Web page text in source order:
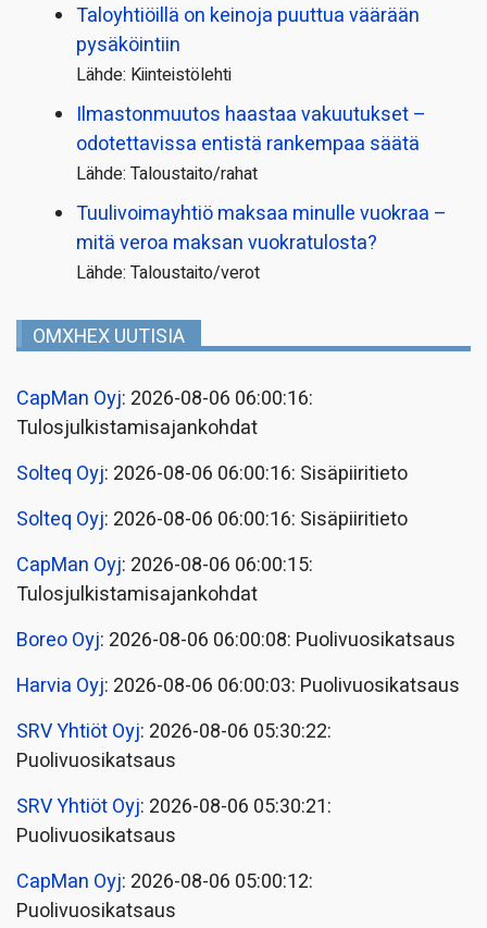
Taloyhtiöillä on keinoja puuttua väärään
pysäköintiin
Lähde: Kiinteistölehti
Ilmastonmuutos haastaa vakuutukset –
odotettavissa entistä rankempaa säätä
Lähde: Taloustaito/rahat
Tuulivoimayhtiö maksaa minulle vuokraa –
mitä veroa maksan vuokratulosta?
Lähde: Taloustaito/verot
OMXHEX UUTISIA
CapMan Oyj: 2026-08-06 06:00:16:
Tulosjulkistamisajankohdat
Solteq Oyj: 2026-08-06 06:00:16: Sisäpiiritieto
Solteq Oyj: 2026-08-06 06:00:16: Sisäpiiritieto
CapMan Oyj: 2026-08-06 06:00:15:
Tulosjulkistamisajankohdat
Boreo Oyj: 2026-08-06 06:00:08: Puolivuosikatsaus
Harvia Oyj: 2026-08-06 06:00:03: Puolivuosikatsaus
SRV Yhtiöt Oyj: 2026-08-06 05:30:22:
Puolivuosikatsaus
SRV Yhtiöt Oyj: 2026-08-06 05:30:21:
Puolivuosikatsaus
CapMan Oyj: 2026-08-06 05:00:12:
Puolivuosikatsaus